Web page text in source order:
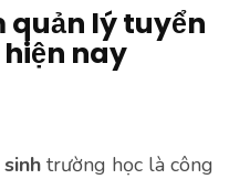
quản lý tuyển
nay
trường học là công